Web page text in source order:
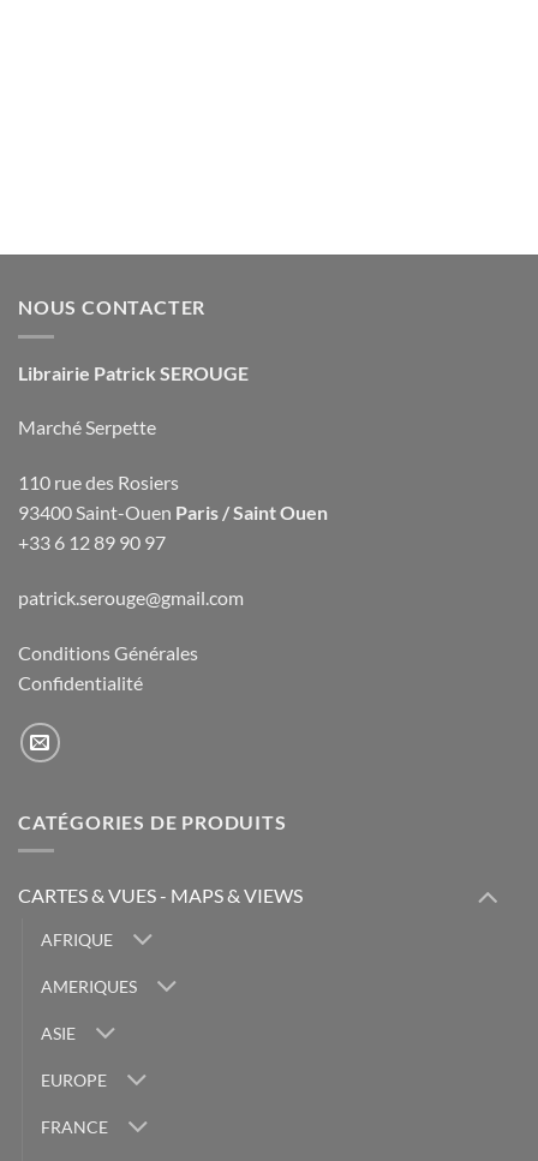
NOUS CONTACTER
Librairie Patrick SEROUGE
Marché Serpette
110 rue des Rosiers
93400 Saint-Ouen Paris / Saint Ouen
+33 6 12 89 90 97
patrick.serouge@gmail.com
Conditions Générales
Confidentialité
CATÉGORIES DE PRODUITS
CARTES & VUES - MAPS & VIEWS
AFRIQUE
AMERIQUES
ASIE
EUROPE
FRANCE